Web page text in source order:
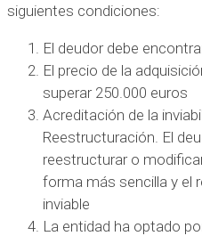
siguientes condiciones:
El deudor debe
El precio de la
superar 250.000 euros
Acreditación de la
Reestructuración. El
reestructurar o
forma más sencilla y el
inviable
La entidad ha optado